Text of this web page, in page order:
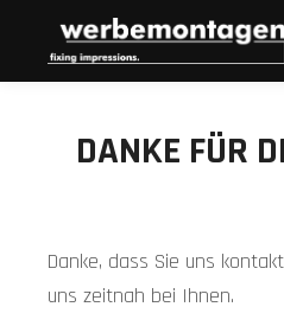
DANKE FÜR
Danke, dass Sie uns
uns zeitnah bei Ihnen.